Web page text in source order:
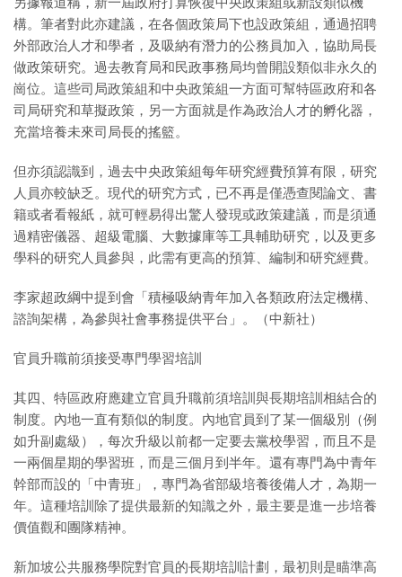
構。筆者對此亦建議，在各個政策局下也設政策組，通過招聘
外部政治人才和學者，及吸納有潛力的公務員加入，協助局長
做政策研究。過去教育局和民政事務局均曾開設類似非永久的
崗位。這些司局政策組和中央政策組一方面可幫特區政府和各
司局研究和草擬政策，另一方面就是作為政治人才的孵化器，
充當培養未來司局長的搖籃。
但亦須認識到，過去中央政策組每年研究經費預算有限，研究
人員亦較缺乏。現代的研究方式，已不再是僅憑查閱論文、書
籍或者看報紙，就可輕易得出驚人發現或政策建議，而是須通
過精密儀器、超級電腦、大數據庫等工具輔助研究，以及更多
學科的研究人員參與，此需有更高的預算、編制和研究經費。
李家超政綱中提到會「積極吸納青年加入各類政府法定機構、
諮詢架構，為參與社會事務提供平台」。（中新社）
官員升職前須接受專門學習培訓
其四、特區政府應建立官員升職前須培訓與長期培訓相結合的
制度。內地一直有類似的制度。內地官員到了某一個級別（例
如升副處級），每次升級以前都一定要去黨校學習，而且不是
一兩個星期的學習班，而是三個月到半年。還有專門為中青年
幹部而設的「中青班」，專門為省部級培養後備人才，為期一
年。這種培訓除了提供最新的知識之外，最主要是進一步培養
價值觀和團隊精神。
新加坡公共服務學院對官員的長期培訓計劃，最初則是瞄準高